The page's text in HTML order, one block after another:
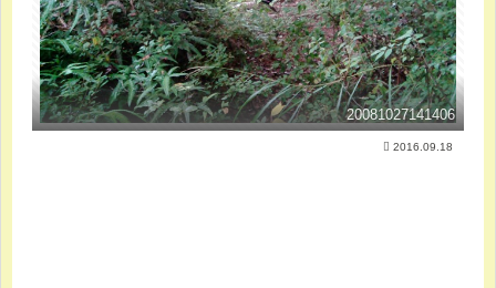
20081027141406
2016.09.18